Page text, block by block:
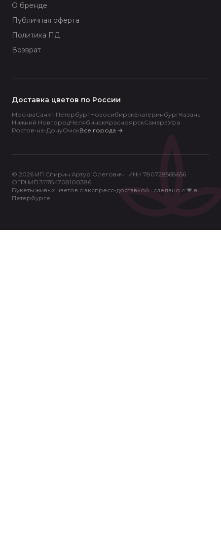
О бренде
Публичная оферта
Политика ПД
Возврат
Доставка цветов по России
МоскваСанкт-ПетербургНовосибирскЕкатеринбургКазань
Нижний НовгородЧелябинскКрасноярскСамараУфа
Ростов-на-ДонуОмскВсе города →
© 2026 ИП Спирин Артур Олегович · ИНН 780728568656 ·
ОГРНИП 311784708100386
Букеты живых цветов с экспресс-доставкой · сделано с 💗 в
Петербурге